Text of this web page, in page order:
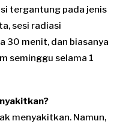
tergantung pada jenis
sesi radiasi
30 menit, dan biasanya
seminggu selama 1
menyakitkan. Namun,